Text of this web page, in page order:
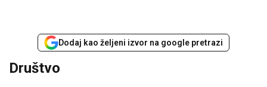
Dodaj kao željeni izvor na google pretrazi
Društvo